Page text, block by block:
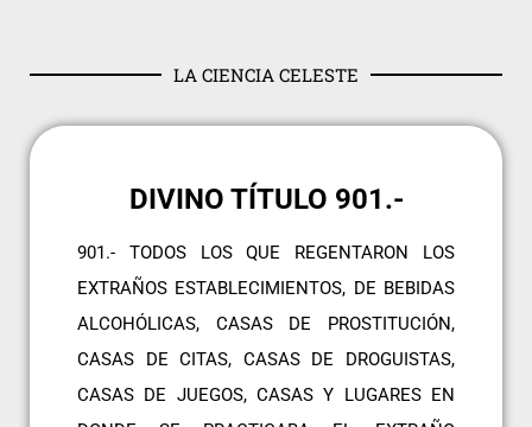
LA CIENCIA CELESTE
DIVINO TÍTULO 901.-
901.- TODOS LOS QUE REGENTARON LOS
EXTRAÑOS ESTABLECIMIENTOS, DE BEBIDAS
ALCOHÓLICAS, CASAS DE PROSTITUCIÓN,
CASAS DE CITAS, CASAS DE DROGUISTAS,
CASAS DE JUEGOS, CASAS Y LUGARES EN